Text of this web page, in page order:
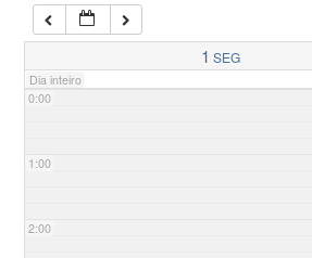
1 SEG
Dia inteiro
0:00
1:00
2:00